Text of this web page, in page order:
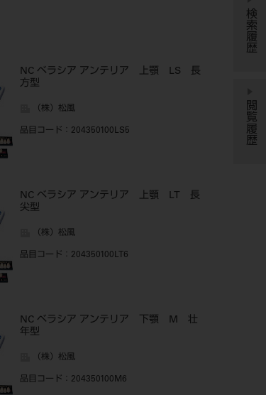
NC ベラシア アンテリア 上顎 LS 長
方型
（株）松風
品目コード ：204350100LS5
NC ベラシア アンテリア 上顎 LT 長
尖型
（株）松風
品目コード ：204350100LT6
NC ベラシア アンテリア 下顎 M 壮
年型
（株）松風
品目コード ：204350100M6
検索履歴
閲覧履歴